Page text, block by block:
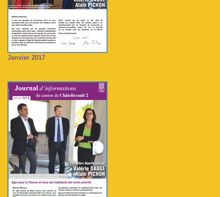
Janvier 2017